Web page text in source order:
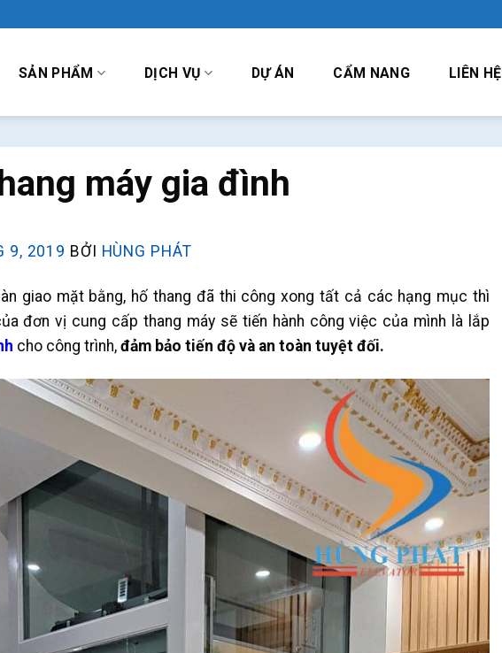
SẢN PHẨM DỊCH VỤ DỰ ÁN CẨM NANG LIÊN HỆ
máy gia đình
9, 2019 BỞI HÙNG PHÁT
giao mặt bằng, hố thang đã thi công xong tất cả các hạng mục thì
đơn vị cung cấp thang máy sẽ tiến hành công việc của mình là lắp
cho công trình, đảm bảo tiến độ và an toàn tuyệt đối.